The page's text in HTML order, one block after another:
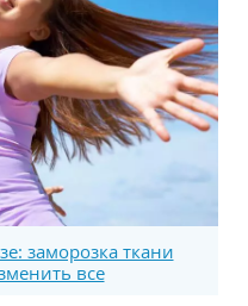
заморозка ткани
все